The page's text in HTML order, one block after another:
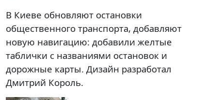
В Киеве обновляют остановки
общественного транспорта, добавляют
новую навигацию: добавили желтые
таблички с названиями остановок и
дорожные карты. Дизайн разработал
Дмитрий Король.